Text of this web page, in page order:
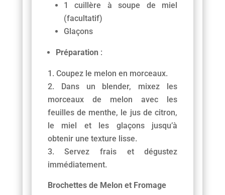
1 cuillère à soupe de miel
(facultatif)
Glaçons
Préparation :
Coupez le melon en morceaux.
Dans un blender, mixez les
morceaux de melon avec les
feuilles de menthe, le jus de citron,
le miel et les glaçons jusqu’à
obtenir une texture lisse.
Servez frais et dégustez
immédiatement.
Brochettes de Melon et Fromage